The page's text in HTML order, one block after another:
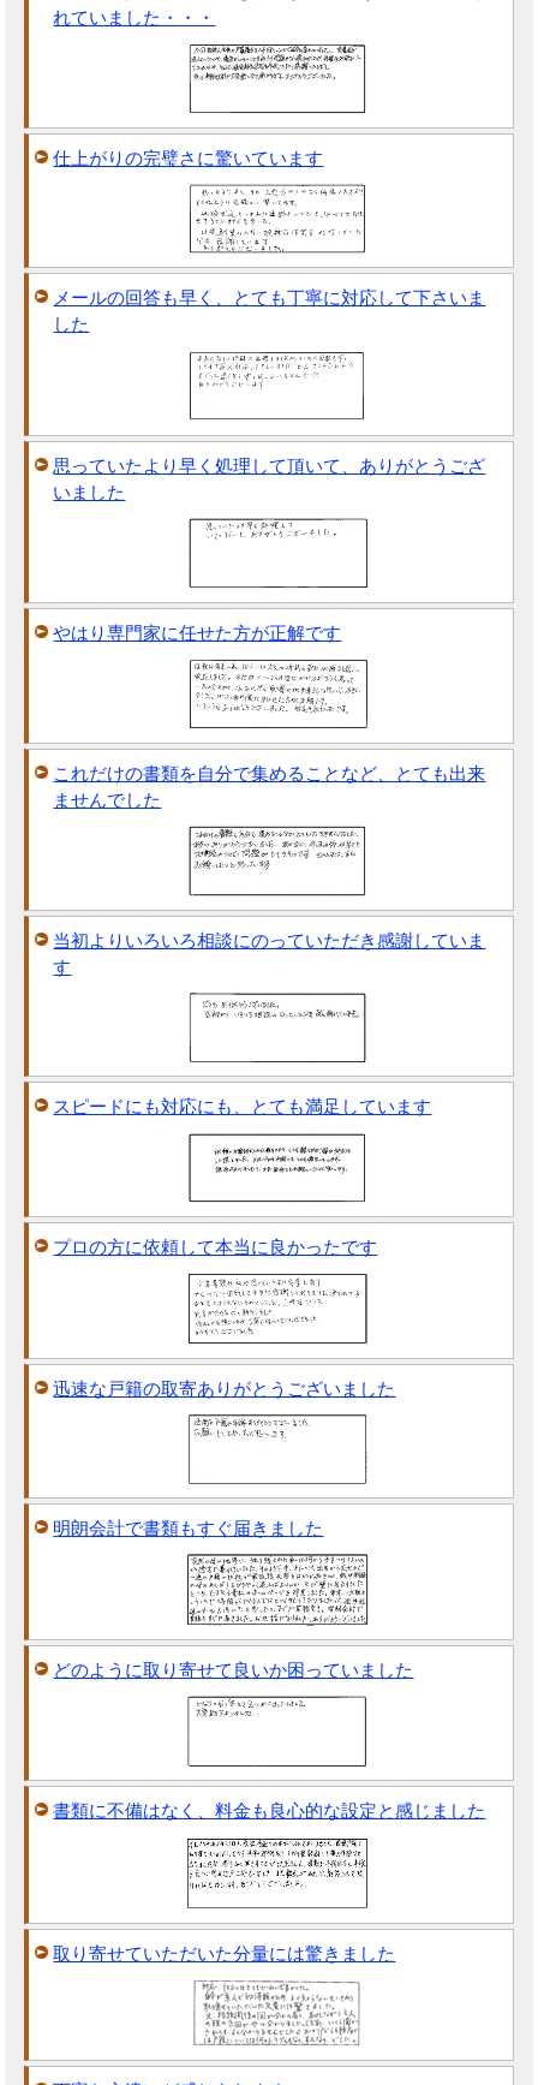
れていました・・・
仕上がりの完璧さに驚いています
メールの回答も早く、とても丁寧に対応して下さいま
した
思っていたより早く処理して頂いて、ありがとうござ
いました
やはり専門家に任せた方が正解です
これだけの書類を自分で集めることなど、とても出来
ませんでした
当初よりいろいろ相談にのっていただき感謝していま
す
スピードにも対応にも、とても満足しています
プロの方に依頼して本当に良かったです
迅速な戸籍の取寄ありがとうございました
明朗会計で書類もすぐ届きました
どのように取り寄せて良いか困っていました
書類に不備はなく、料金も良心的な設定と感じました
取り寄せていただいた分量には驚きました